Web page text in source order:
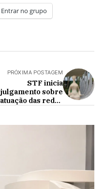
Entrar no grupo
PRÓXIMA POSTAGEM
STF inicia
julgamento sobre
atuação das redes